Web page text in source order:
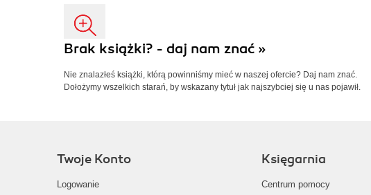
Brak książki? - daj nam znać »
Nie znalazłeś książki, którą powinniśmy mieć w naszej ofercie? Daj nam znać.
Dołożymy wszelkich starań, by wskazany tytuł jak najszybciej się u nas pojawił.
Twoje Konto
Logowanie
Księgarnia
Centrum pomocy